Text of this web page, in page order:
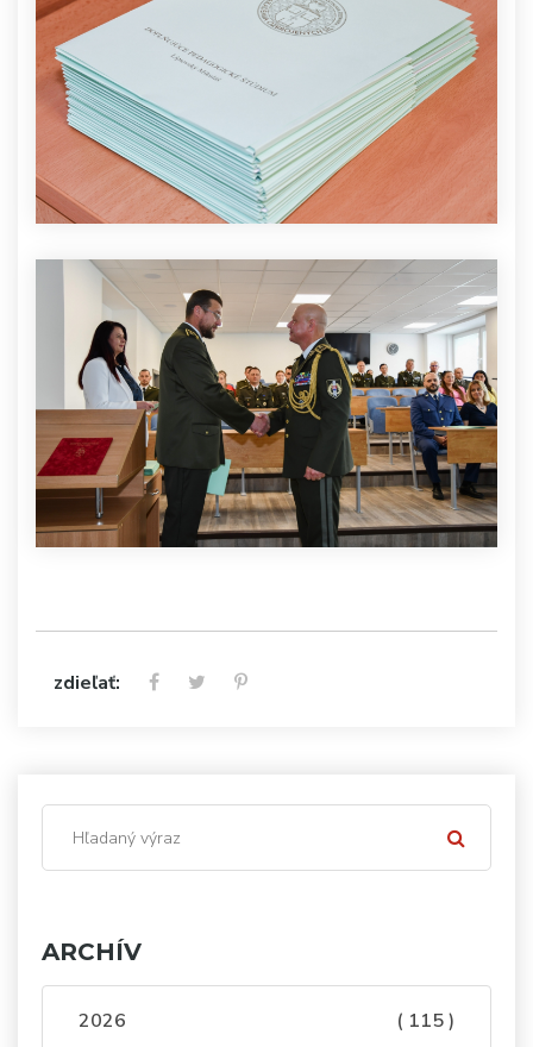
zdieľať:
ARCHÍV
2026 ( 115 )